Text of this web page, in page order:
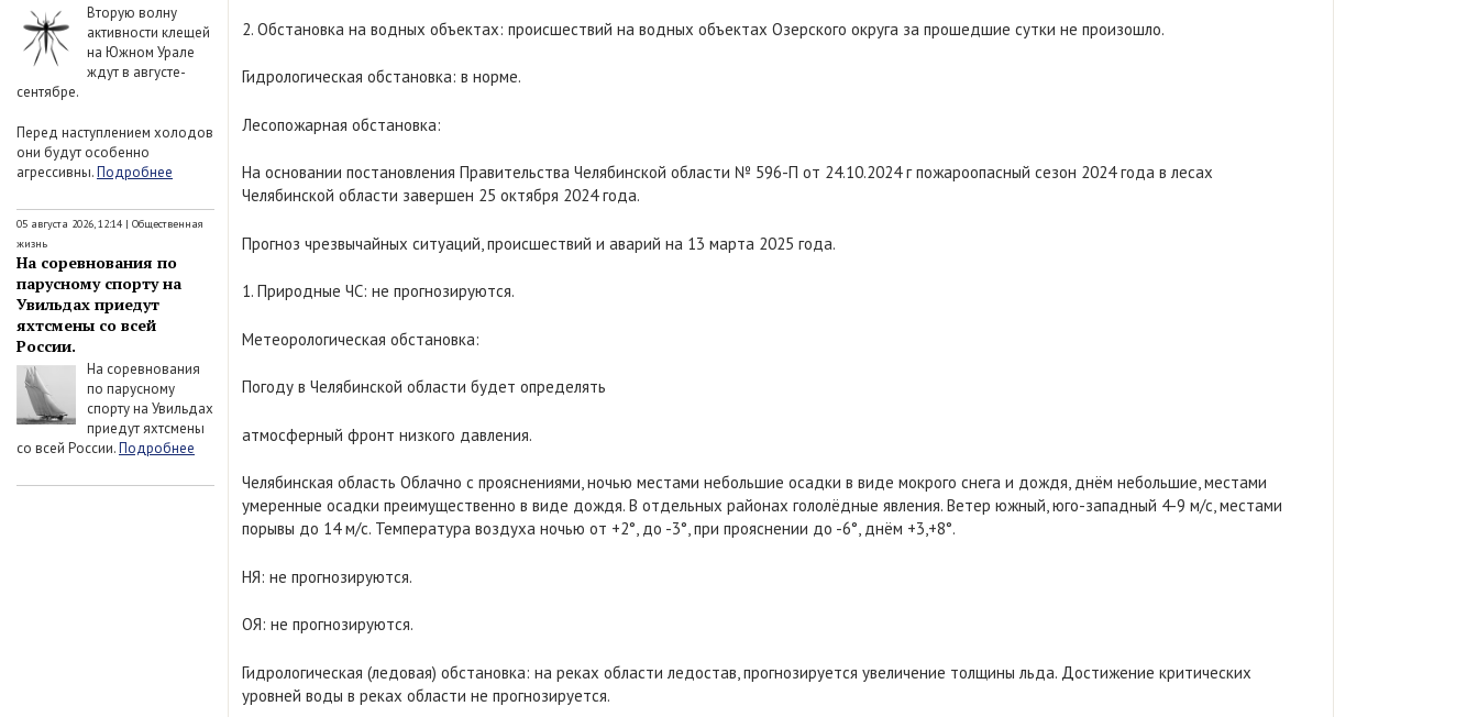
Вторую волну
активности клещей
на Южном Урале
ждут в августе-
сентябре.
Перед наступлением холодов
они будут особенно
агрессивны.Подробнее
05 августа 2026, 12:14 | Общественная
жизнь
На соревнования по
парусному спорту на
Увильдах приедут
яхтсмены со всей
России.
На соревнования
по парусному
спорту на Увильдах
приедут яхтсмены
со всей России.Подробнее
2. Обстановка на водных объектах: происшествий на водных объектах Озерского округа за прошедшие сутки не произошло.
Гидрологическая обстановка: в норме.
Лесопожарная обстановка:
На основании постановления Правительства Челябинской области № 596-П от 24.10.2024 г пожароопасный сезон 2024 года в лесах
Челябинской области завершен 25 октября 2024 года.
Прогноз чрезвычайных ситуаций, происшествий и аварий на 13 марта 2025 года.
1. Природные ЧС: не прогнозируются.
Метеорологическая обстановка:
Погоду в Челябинской области будет определять
атмосферный фронт низкого давления.
Челябинская область Облачно с прояснениями, ночью местами небольшие осадки в виде мокрого снега и дождя, днём небольшие, местами
умеренные осадки преимущественно в виде дождя. В отдельных районах гололёдные явления. Ветер южный, юго-западный 4-9 м/с, местами
порывы до 14 м/с. Температура воздуха ночью от +2°, до -3°, при прояснении до -6°, днём +3,+8°.
НЯ: не прогнозируются.
ОЯ: не прогнозируются.
Гидрологическая (ледовая) обстановка: на реках области ледостав, прогнозируется увеличение толщины льда. Достижение критических
уровней воды в реках области не прогнозируется.